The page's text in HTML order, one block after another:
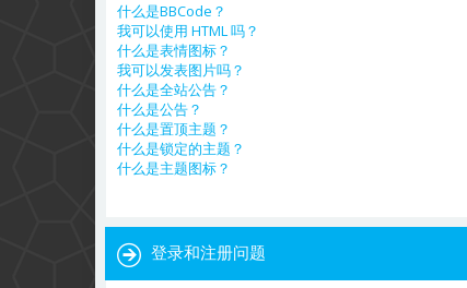
什么是BBCode？
我可以使用 HTML 吗？
什么是表情图标？
我可以发表图片吗？
什么是全站公告？
什么是公告？
什么是置顶主题？
什么是锁定的主题？
什么是主题图标？
登录和注册问题